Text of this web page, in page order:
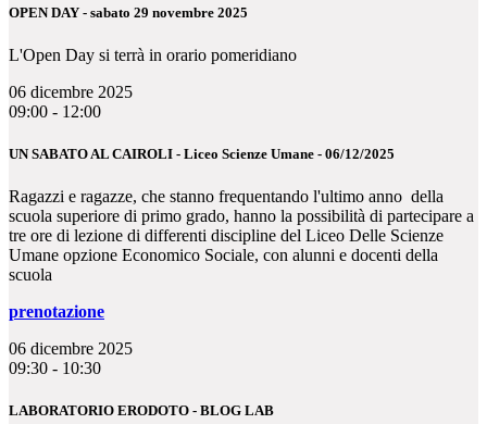
OPEN DAY - sabato 29 novembre 2025
L'Open Day si terrà in orario pomeridiano
06 dicembre 2025
09:00 - 12:00
UN SABATO AL CAIROLI - Liceo Scienze Umane - 06/12/2025
Ragazzi e ragazze, che stanno frequentando l'ultimo anno della
scuola superiore di primo grado, hanno la possibilità di partecipare a
tre ore di lezione di differenti discipline del Liceo Delle Scienze
Umane opzione Economico Sociale, con alunni e docenti della
scuola
prenotazione
06 dicembre 2025
09:30 - 10:30
LABORATORIO ERODOTO - BLOG LAB